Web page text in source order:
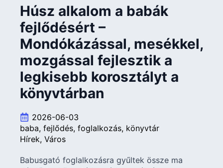
Húsz alkalom a babák
fejlődésért –
Mondókázással, mesékkel,
mozgással fejlesztik a
legkisebb korosztályt a
könyvtárban
2026-06-03
baba fejlődés foglalkozás könyvtár
Hírek Város
Babusgató foglalkozásra gyűltek össze ma